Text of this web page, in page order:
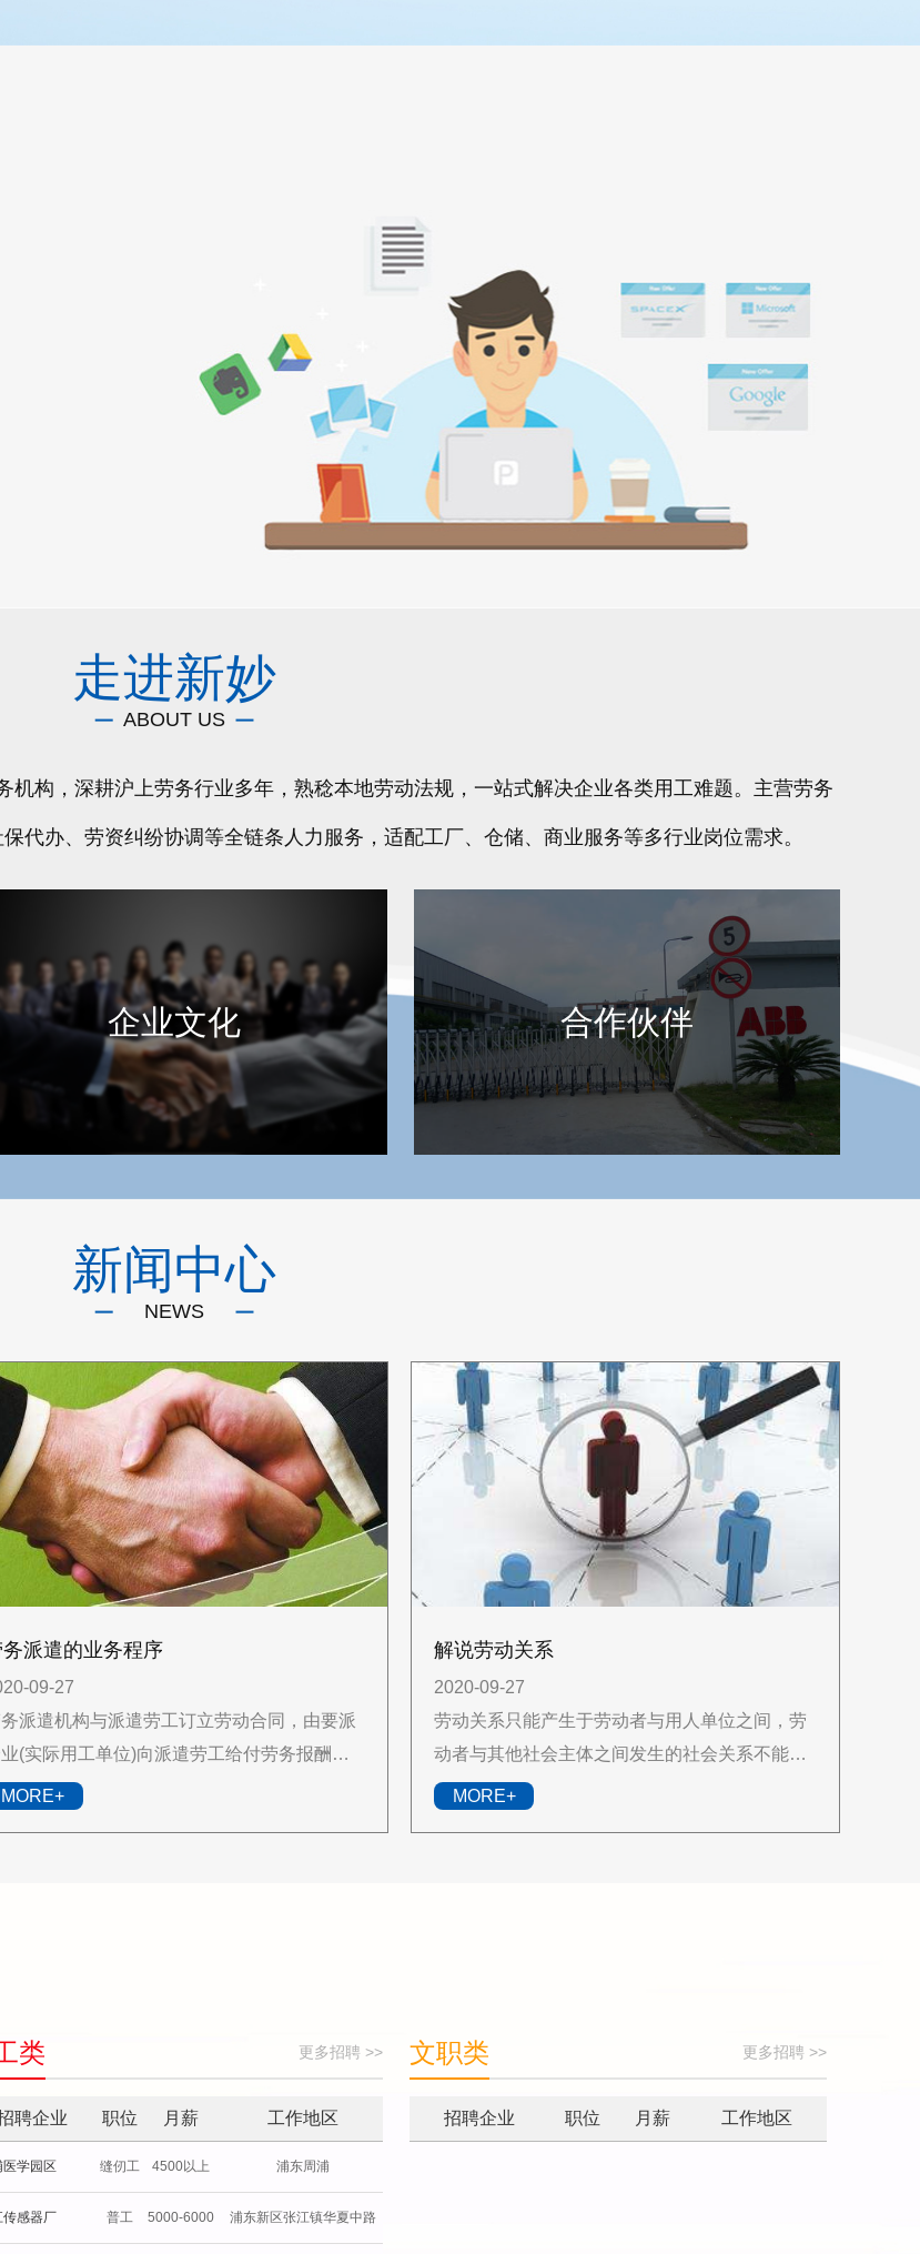
走进新妙
ABOUT US
机构，深耕沪上劳务行业多年，熟稔本地劳动法规，一站式解决企业各类用工难题。主营劳务
代办、劳资纠纷协调等全链条人力服务，适配工厂、仓储、商业服务等多行业岗位需求。
企业文化 合作伙伴
新闻中心
NEWS
派遣的业务程序
09-27
派遣机构与派遣劳工订立劳动合同，由要派
(实际用工单位)向派遣劳工给付劳务报酬，
合同关系存在于劳务派遣机构与派遣劳工之
MORE+
解说劳动关系
2020-09-27
劳动关系只能产生于劳动者与用人单位之间，劳
动者与其他社会主体之间发生的社会关系不能称
之为劳动关系。同时，作为自然人的劳动者，在
MORE+
类 更多招聘 >>
聘企业 职位 月薪 工作地区
医学园区 缝仞工 4500以上 浦东周浦
传感器厂 普工 5000-6000 浦东新区张江镇华夏中路
文职类 更多招聘 >>
招聘企业 职位 月薪 工作地区